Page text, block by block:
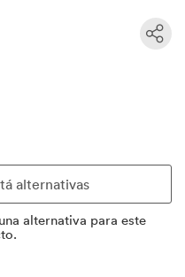
alternativa para este